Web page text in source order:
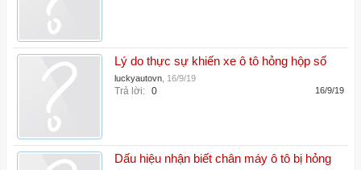
Lý do thực sự khiến xe ô tô hỏng hộp số
luckyautovn 16/9/19
Trả lời: 0 16/9/19
Dấu hiệu nhận biết chân máy ô tô bị hỏng